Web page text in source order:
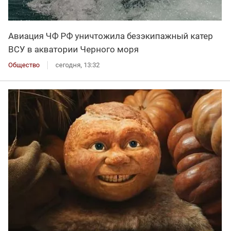
Авиация ЧФ РФ уничтожила безэкипажный катер
ВСУ в акватории Черного моря
Общество сегодня, 13:32